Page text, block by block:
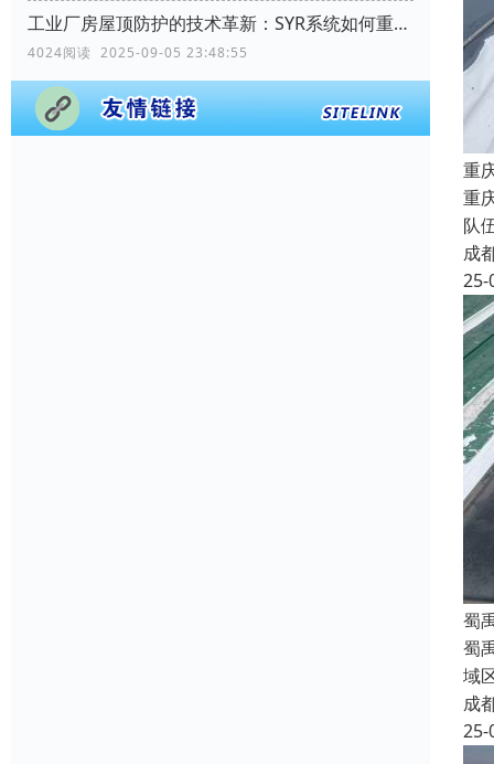
工业厂房屋顶防护的技术革新：SYR系统如何重塑行业标准
4024阅读 2025-09-05 23:48:55
重
重
队
成
25-
蜀
蜀
域
成
25-